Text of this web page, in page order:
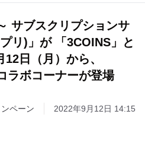
サブスクリプションサ
リ)」が 「3COINS」と
日（月）から、
ラボコーナーが登場
ペーン 2022年9月12日 14:15